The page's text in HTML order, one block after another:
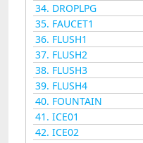
34. DROPLPG
35. FAUCET1
36. FLUSH1
37. FLUSH2
38. FLUSH3
39. FLUSH4
40. FOUNTAIN
41. ICE01
42. ICE02